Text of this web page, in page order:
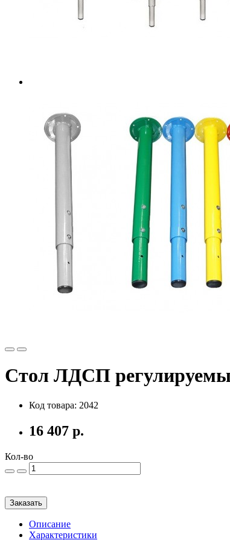
Стол ЛДСП
Код товара: 2042
16 407 р.
Кол-во
Заказать
Описание
Характеристики